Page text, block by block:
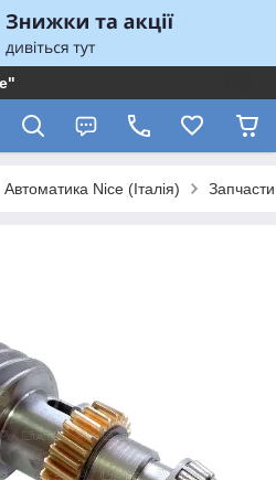
Автоматика Nice (Італія)